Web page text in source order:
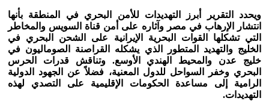
ويحدد التقرير أبرز التهديدات للأمن البحري في المنطقة بأنها
انتشار الإرهاب في مصر وآثاره على أمن قناة السويس والمخاطر
التي تشكلها القوات البحرية الإيرانية على الشحن البحري في
الخليج والتهديد المتطور الذي يشكله القراصنة الصوماليون في
خليج عدن والمحيط الهندي الأوسع.وتناقش قدرات الحرس
البحري وخفر السواحل للدول المعنية، فضلاً عن الجهود الدولية
الرامية إلى مساعدة الحكومات الإقليمية على التصدي لهذه
التهديدات.